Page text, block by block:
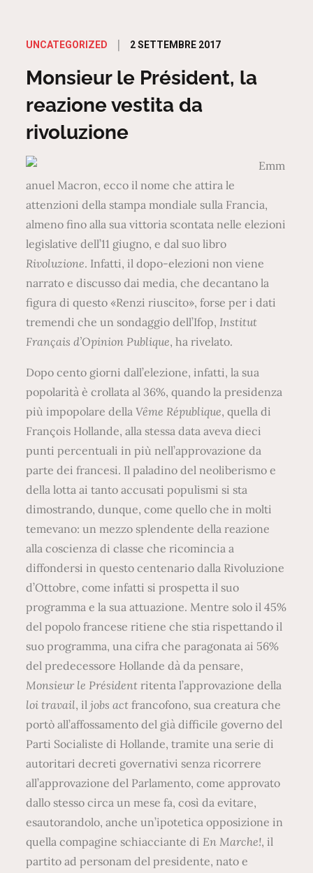
UNCATEGORIZED
Posted
2 SETTEMBRE 2017
Monsieur le Président, la
reazione vestita da
rivoluzione
Emm
anuel Macron, ecco il nome che attira le
attenzioni della stampa mondiale sulla Francia,
almeno fino alla sua vittoria scontata nelle elezioni
legislative dell’11 giugno, e dal suo libro
Rivoluzione. Infatti, il dopo-elezioni non viene
narrato e discusso dai media, che decantano la
figura di questo «Renzi riuscito», forse per i dati
tremendi che un sondaggio dell’Ifop, Institut
Français d’Opinion Publique, ha rivelato.
Dopo cento giorni dall’elezione, infatti, la sua
popolarità è crollata al 36%, quando la presidenza
più impopolare dellaVême République, quella di
François Hollande, alla stessa data aveva dieci
punti percentuali in più nell’approvazione da
parte dei francesi. Il paladino del neoliberismo e
della lotta ai tanto accusati populismi si sta
dimostrando, dunque, come quello che in molti
temevano: un mezzo splendente della reazione
alla coscienza di classe che ricomincia a
diffondersi in questo centenario dalla Rivoluzione
d’Ottobre, come infatti si prospetta il suo
programma e la sua attuazione. Mentre solo il 45%
del popolo francese ritiene che stia rispettando il
suo programma, una cifra che paragonata ai 56%
del predecessore Hollande dà da pensare,
Monsieur le Président ritenta l’approvazione della
loi travail, iljobs act francofono, sua creatura che
portò all’affossamento del già difficile governo del
Parti Socialiste di Hollande, tramite una serie di
autoritari decreti governativi senza ricorrere
all’approvazione del Parlamento, come approvato
dallo stesso circa un mese fa, così da evitare,
esautorandolo, anche un’ipotetica opposizione in
quella compagine schiacciante di En Marche!, il
partito ad personam del presidente, nato e